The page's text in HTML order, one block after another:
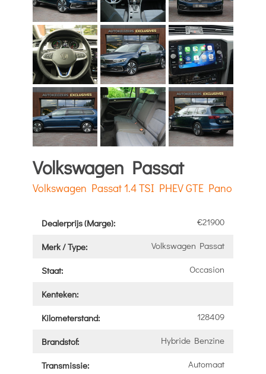
Volkswagen Passat
Volkswagen Passat 1.4 TSI PHEV GTE Pano
Dealerprijs (Marge): €21900
Merk / Type: Volkswagen Passat
Staat: Occasion
Kenteken:
Kilometerstand:
128409
Brandstof: Hybride Benzine
Transmissie: Automaat